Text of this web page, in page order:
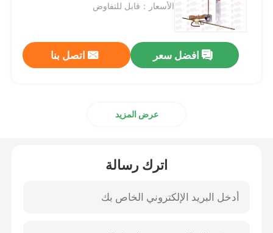
الأسعار：قابل للتفاوض
افضل سعر اتصل بنا
عرض المزيد
اترك رسالة